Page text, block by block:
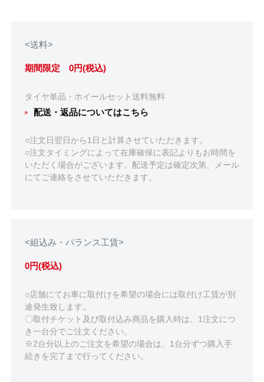
<送料>
期間限定 0円(税込)
タイヤ単品・ホイールセット送料無料
配送・返品についてはこちら
○注文日翌日から1日と計算させていただきます。
○注文タイミングによって在庫確保に表記よりもお時間を
いただく場合がございます。配送予定は確定次第、メール
にてご連絡をさせていただきます。
<組込み・バランス工賃>
0円(税込)
○店舗にてお車に取付けを希望の場合には取付け工賃が別
途発生致します。
〇取付チケット及び取付込み商品を購入時は、1注文につ
き一台分でご注文ください。
※2台分以上のご注文を希望の場合は、1台分ずつ購入手
続きを完了まで行ってください。